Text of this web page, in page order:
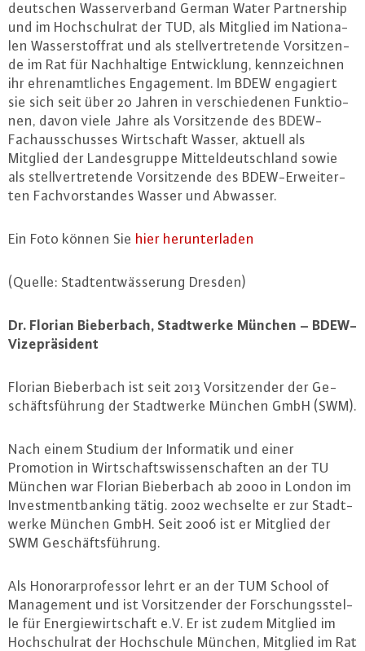
deutschen Was­ser­ver­band German Water Part­nership
und im Hoch­schul­rat der TUD, als Mitglied im Na­tio­na­
len Was­ser­stoff­rat und als stell­ver­tre­ten­de Vor­sit­zen­
de im Rat für Nach­hal­ti­ge Ent­wick­lung, kenn­zeich­nen
ihr eh­ren­amt­li­ches En­ga­ge­ment. Im BDEW engagiert
sie sich seit über 20 Jahren in ver­schie­de­nen Funk­tio­
nen, davon viele Jahre als Vor­sit­zen­de des BDEW-
Fach­aus­schus­ses Wirt­schaft Wasser, aktuell als
Mitglied der Lan­des­grup­pe Mit­tel­deutsch­land sowie
als stell­ver­tre­ten­de Vor­sit­zen­de des BDEW-Er­wei­ter­
ten Fach­vor­stan­des Wasser und Abwasser.
Ein Foto können Sie hier her­un­ter­la­den
(Quelle: Stadt­ent­wäs­se­rung Dresden)
Dr. Florian Bie­ber­bach, Stadt­wer­ke München – BDEW-
Vi­ze­prä­si­dent
Florian Bie­ber­bach ist seit 2013 Vor­sit­zen­der der Ge­
schäfts­füh­rung der Stadt­wer­ke München GmbH (SWM).
Nach einem Studium der In­for­ma­tik und einer
Promotion in Wirt­schafts­wis­sen­schaf­ten an der TU
München war Florian Bie­ber­bach ab 2000 in London im
In­vest­ment­ban­king tätig. 2002 wechselte er zur Stadt­
wer­ke München GmbH. Seit 2006 ist er Mitglied der
SWM Ge­schäfts­füh­rung.
Als Ho­no­rar­pro­fes­sor lehrt er an der TUM School of
Ma­nage­ment und ist Vor­sit­zen­der der For­schungs­stel­
le für En­er­gie­wirt­schaft e.V. Er ist zudem Mitglied im
Hoch­schul­rat der Hoch­schu­le München, Mitglied im Rat